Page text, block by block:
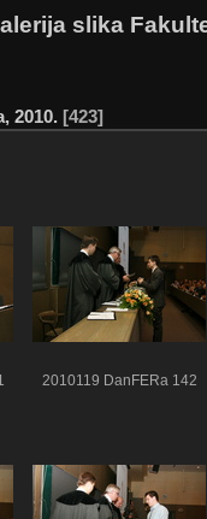
slika
2010. 423
2010119 DanFERa 142